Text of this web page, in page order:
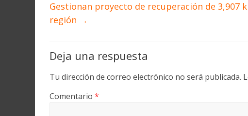
Gestionan proyecto de recuperación de 3,907
región →
Deja una respuesta
Tu dirección de correo electrónico no será publicada.
Comentario *